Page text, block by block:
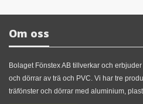
Om oss
Bolaget Fönstex AB tillverkar och
och dörrar av trä och PVC. Vi har tre
träfönster och dörrar med aluminium,